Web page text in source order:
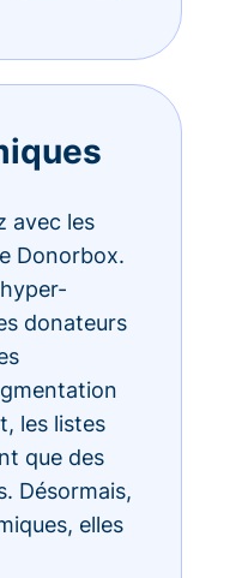
avec les
Donorbox.
donateurs
les listes
que des
Désormais,
elles